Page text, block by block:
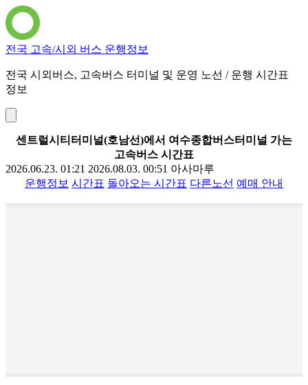
전국 고속/시외 버스 운행정보
전국 시외버스, 고속버스 터미널 및 운영 노선 / 운행 시간표
정보
센트럴시티터미널(호남선)에서 여수종합버스터미널 가는
고속버스 시간표
2026.06.23. 01:21 2026.08.03. 00:51 아사마루
운행정보 시간표 돌아오는 시간표 다른노선 예매 안내